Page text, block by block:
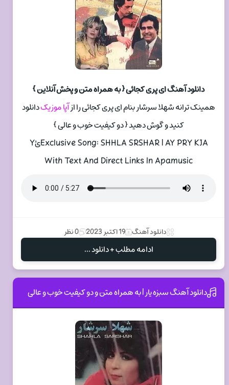
دانلود آهنگ ای پری کجائی { به همراه متن و پخش آنلاین }
همینک ترانه شهلا سرشار بنام ای پری کجائی را ازآپا موزیکدانلود
کنید و گوش دهید { دو کیفیت خوب و عالی }
Exclusive Song: SHHLA SRSHAR | AY PRY KJAئY
With Text And Direct Links In Apamusic
دانلود آهنگ 19 اکتبر 2023 0 نظر
ادامه مطلب + دانلود ...
دانلود آهنگ سبزه یار | به همراه متن و دو کیفیت خوب و عالی